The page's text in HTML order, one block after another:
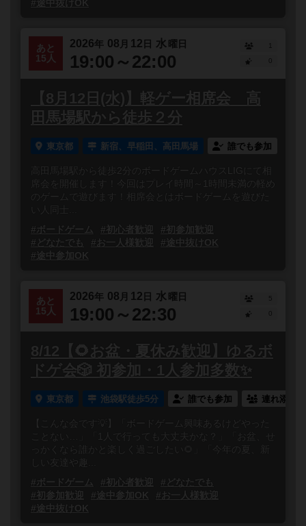
#途中抜けOK
あと
15人
2026年 08 月 12 日 水 曜日
19:00～22:00
1
【8月12日(水)】軽ゲー相席会 高
田馬場駅から徒歩２分
東京都 新宿、早稲田、高田馬場 誰でも参加
高田馬場駅から徒歩2分のボードゲームハウスLIGにて相
席会を開催します！今回はプレイ時間～1時間未満の軽め
のゲームで遊びます！相席会とはボードゲームを遊びた
い人同士...
#ボードゲーム
#初心者歓迎
#初参加歓迎
#どなたでも
#お一人様歓迎
#途中抜けOK
#途中参加OK
あと
15人
2026年 08 月 12 日 水 曜日
19:00～22:30
5
8/12【🌻お盆・夏休み歓迎】ゆるボ
ドゲ会🎲 初参加・1人参加多数✨
東京都 池袋駅徒歩5分 誰でも参加 連れ添い
【こんな会です💡】「ボードゲーム興味あるけどやった
ことない…」「1人で行っても大丈夫かな？」「お盆、せ
っかくなら誰かと楽しく過ごしたい🌻」「今年の夏、新
しい友達や趣...
#ボードゲーム
#初心者歓迎
#どなたでも
#初参加歓迎
#途中参加OK
#お一人様歓迎
#途中抜けOK